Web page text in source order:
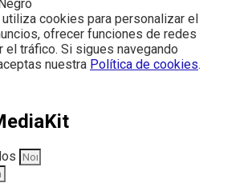
cookies para personalizar el
ofrecer funciones de redes
el tráfico. Si sigues navegando
nuestra Política de cookies.